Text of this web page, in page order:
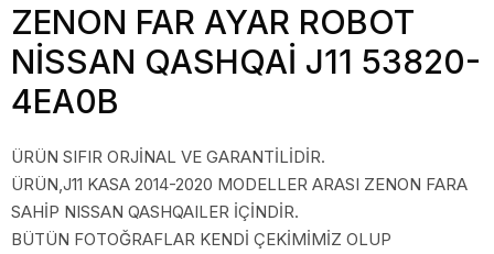
ZENON FAR AYAR ROBOT
NİSSAN QASHQAİ J11 53820-
4EA0B
ÜRÜN SIFIR ORJİNAL VE GARANTİLİDİR.
ÜRÜN,J11 KASA 2014-2020 MODELLER ARASI ZENON FARA
SAHİP NISSAN QASHQAILER İÇİNDİR.
BÜTÜN FOTOĞRAFLAR KENDİ ÇEKİMİMİZ OLUP